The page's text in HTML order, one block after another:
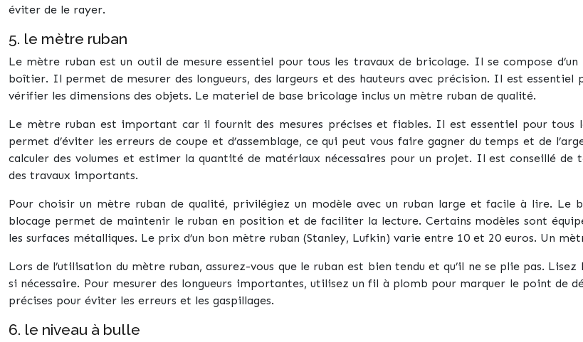
éviter de le rayer.
5. le mètre ruban
Le mètre ruban est un outil de mesure essentiel pour tous les travaux de bricolage. Il se compose
boîtier. Il permet de mesurer des longueurs, des largeurs et des hauteurs avec précision. Il est
vérifier les dimensions des objets. Le materiel de base bricolage inclus un mètre ruban de qualité.
Le mètre ruban est important car il fournit des mesures précises et fiables. Il est essentiel pour tous
permet d’éviter les erreurs de coupe et d’assemblage, ce qui peut vous faire gagner du temps et de
calculer des volumes et estimer la quantité de matériaux nécessaires pour un projet. Il est conseillé
des travaux importants.
Pour choisir un mètre ruban de qualité, privilégiez un modèle avec un ruban large et facile à lire.
blocage permet de maintenir le ruban en position et de faciliter la lecture. Certains modèles sont
les surfaces métalliques. Le prix d’un bon mètre ruban (Stanley, Lufkin) varie entre 10 et 20 euros. Un
Lors de l’utilisation du mètre ruban, assurez-vous que le ruban est bien tendu et qu’il ne se plie pas.
si nécessaire. Pour mesurer des longueurs importantes, utilisez un fil à plomb pour marquer le point de
précises pour éviter les erreurs et les gaspillages.
6. le niveau à bulle